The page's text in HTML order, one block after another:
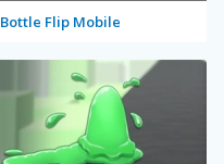
Bottle Flip Mobile